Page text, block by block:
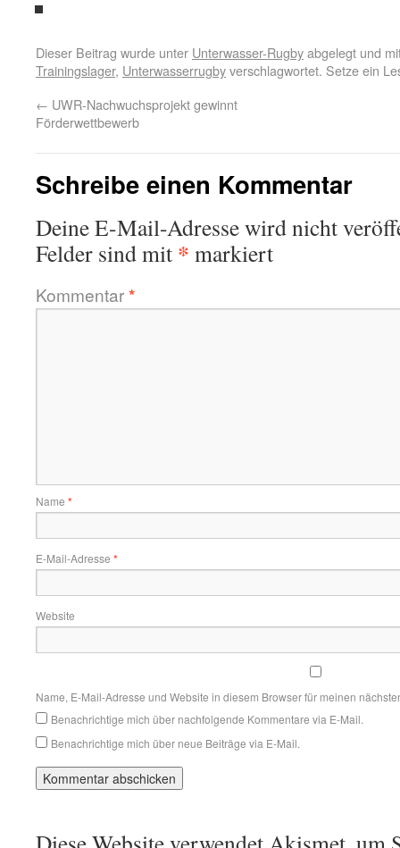
Dieser Beitrag wurde unter Unterwasser-Rugbyabgelegt und
Trainingslager, Unterwasserrugbyverschlagwortet. Setze ein
← UWR-Nachwuchsprojekt gewinnt
Förderwettbewerb
Schreibe einen Kommentar
Deine E-Mail-Adresse wird nicht
Felder sind mit * markiert
Kommentar*
Name *
E-Mail-Adresse *
Website
Name, E-Mail-Adresse und Website in diesem Browser für meinen
Benachrichtige mich über nachfolgende Kommentare via E-Mail.
Benachrichtige mich über neue Beiträge via E-Mail.